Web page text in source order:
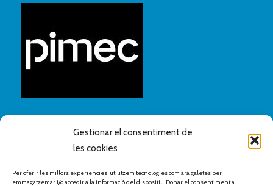
Gestionar el consentiment de
les cookies
Per oferir les millors experiències, utilitzem tecnologies com ara galetes per
emmagatzemar i/o accedir a la informació del dispositiu. Donar el consentiment a